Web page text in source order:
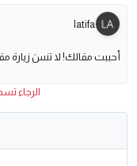
latifa
أحببت مقالك! لا تنسَ زيارة
الرجاء